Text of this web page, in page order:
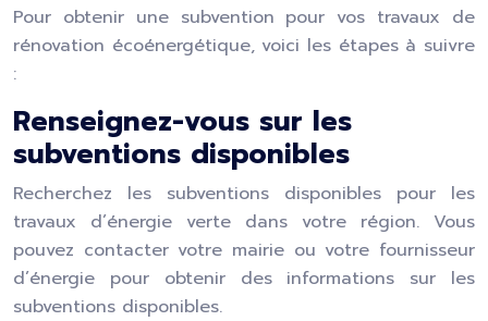
Pour obtenir une subvention pour vos travaux de
rénovation écoénergétique, voici les étapes à suivre
:
Renseignez-vous sur les
subventions disponibles
Recherchez les subventions disponibles pour les
travaux d’énergie verte dans votre région. Vous
pouvez contacter votre mairie ou votre fournisseur
d’énergie pour obtenir des informations sur les
subventions disponibles.